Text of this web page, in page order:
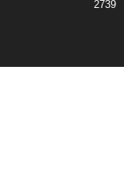
2739